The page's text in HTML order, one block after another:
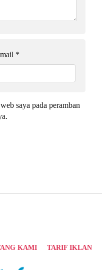
*
saya pada peramban
KAMI TARIF IKLAN